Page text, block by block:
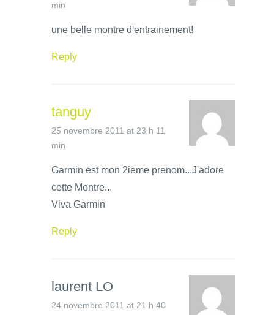
min
une belle montre d'entrainement!
Reply
tanguy
25 novembre 2011 at 23 h 11
min
Garmin est mon 2ieme prenom...J'adore
cette Montre...
Viva Garmin
Reply
laurent LO
24 novembre 2011 at 21 h 40